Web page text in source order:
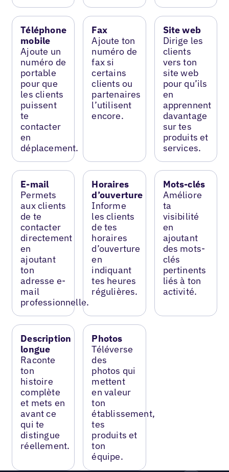
Téléphone
mobile
Ajoute un
numéro de
portable
pour que
les clients
puissent
te
contacter
en
déplacement.
Fax
Ajoute ton
numéro de
fax si
certains
clients ou
partenaires
l’utilisent
encore.
Site web
Dirige les
clients
vers ton
site web
pour qu’ils
en
apprennent
davantage
sur tes
produits et
services.
E-mail
Permets
aux clients
de te
contacter
directement
en
ajoutant
ton
adresse e-
mail
professionnelle.
Horaires
d’ouverture
Informe
les clients
de tes
horaires
d’ouverture
en
indiquant
tes heures
régulières.
Mots-clés
Améliore
ta
visibilité
en
ajoutant
des mots-
clés
pertinents
liés à ton
activité.
Description
longue
Raconte
ton
histoire
complète
et mets en
avant ce
qui te
distingue
réellement.
Photos
Téléverse
des
photos qui
mettent
en valeur
ton
établissement,
tes
produits et
ton
équipe.